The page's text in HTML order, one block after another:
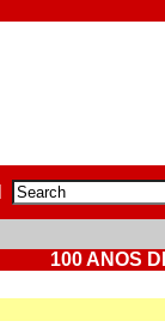
100 ANOS